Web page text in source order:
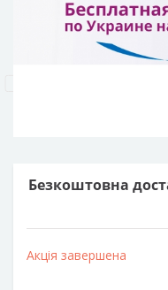
Безкоштовна
Акція завершена